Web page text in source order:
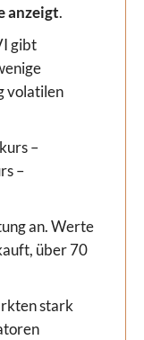
anzeigt.
gibt
volatilen
–
–
an. Werte
über 70
stark